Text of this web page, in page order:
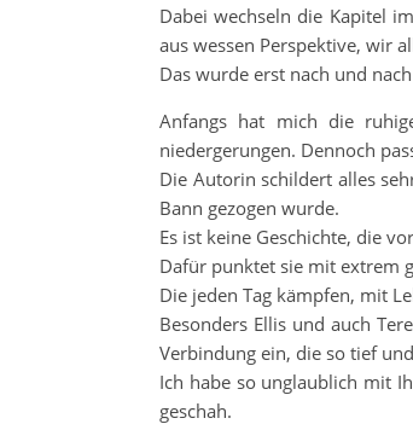
Dabei wechseln die Kapitel
aus wessen Perspektive, wir
Das wurde erst nach und
Anfangs hat mich die
niedergerungen. Dennoch
Die Autorin schildert alles
Bann gezogen wurde.
Es ist keine Geschichte, die
Dafür punktet sie mit extrem
Die jeden Tag kämpfen, mit
Besonders Ellis und auch
Verbindung ein, die so tief
Ich habe so unglaublich mit
geschah.